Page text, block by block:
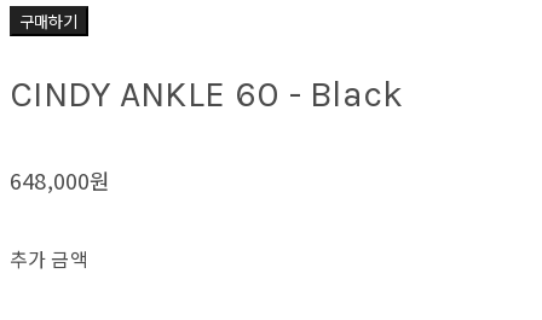
구매하기
CINDY ANKLE 60 - Black
648,000원
추가 금액